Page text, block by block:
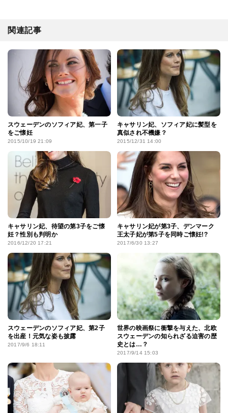
関連記事
スウェーデンのソフィア妃、第一子
をご懐妊
2015/10/19 21:09
キャサリン妃、ソフィア妃に髪型を
真似され不機嫌？
2015/12/31 14:00
キャサリン妃、待望の第3子をご懐
妊？性別も判明か
2016/12/20 17:21
キャサリン妃が第3子、デンマーク
王太子妃が第5子を同時ご懐妊!?
2017/6/30 13:27
スウェーデンのソフィア妃、第2子
を出産！元気な姿も披露
2017/9/6 18:11
世界の映画祭に衝撃を与えた、北欧
スウェーデンの知られざる迫害の歴
史とは…？
2017/9/14 15:03